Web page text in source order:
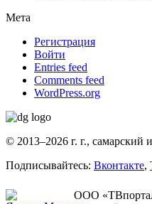
Мета
Регистрация
Войти
Entries feed
Comments feed
WordPress.org
© 2013–2026 г. г., самарский
Подписывайтесь: Вконтакте,
ООО